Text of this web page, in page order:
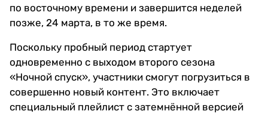
по восточному времени и завершится неделей
позже, 24 марта, в то же время.
Поскольку пробный период стартует
одновременно с выходом второго сезона
«Ночной спуск», участники смогут погрузиться в
совершенно новый контент. Это включает
специальный плейлист с затемнённой версией